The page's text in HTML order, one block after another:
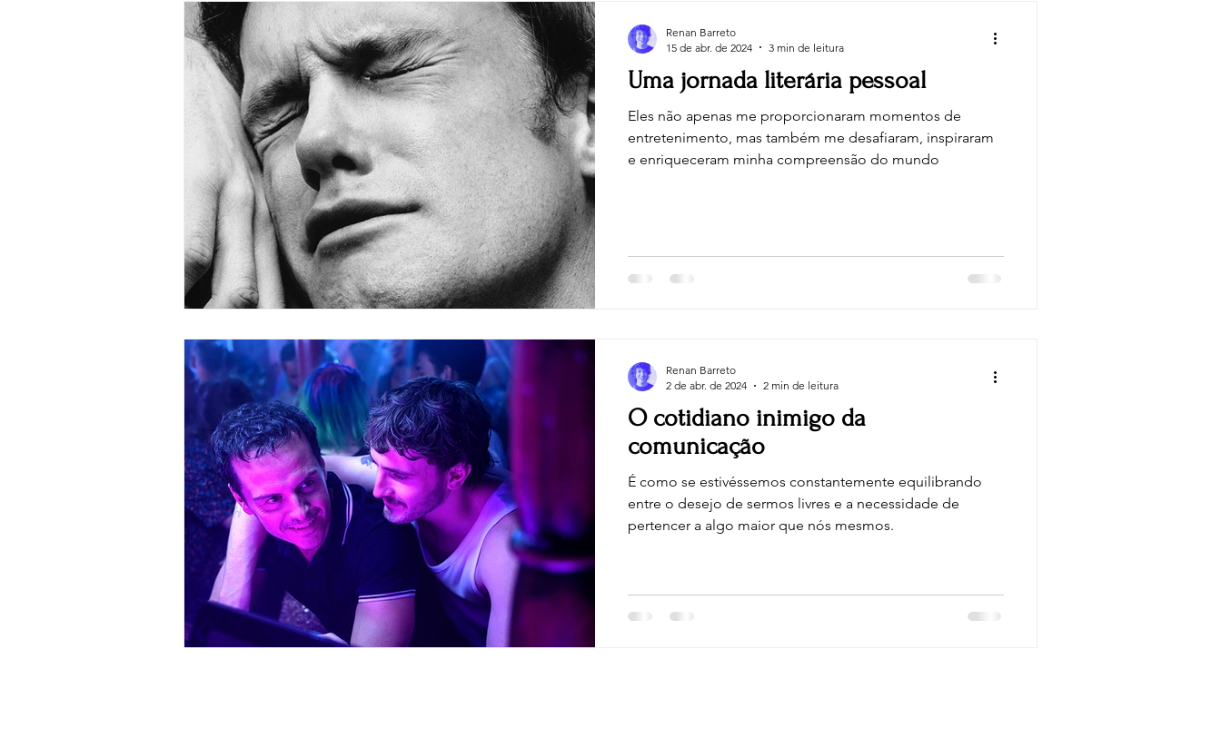
Uma jornada literária pessoal
Eles não apenas me proporcionaram momentos de
entretenimento, mas também me desafiaram, inspiraram
e enriqueceram minha compreensão do mundo
Renan Barreto
15 de abr. de 2024
3 min de leitura
O cotidiano inimigo da
comunicação
É como se estivéssemos constantemente equilibrando
entre o desejo de sermos livres e a necessidade de
pertencer a algo maior que nós mesmos.
Renan Barreto
2 de abr. de 2024
2 min de leitura